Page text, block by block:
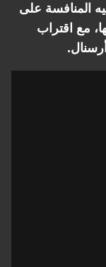
المنافسة على
مع اقتراب